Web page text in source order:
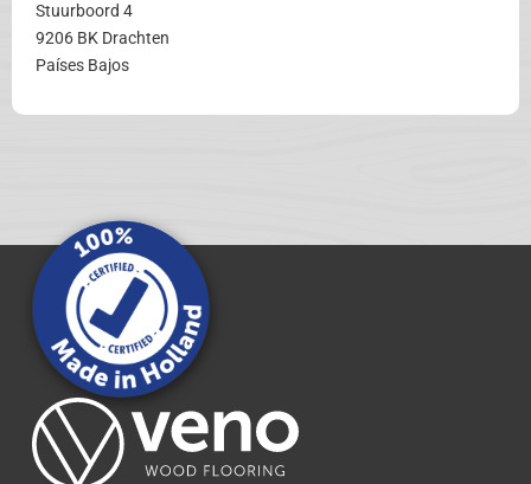
Stuurboord 4
9206 BK Drachten
Países Bajos